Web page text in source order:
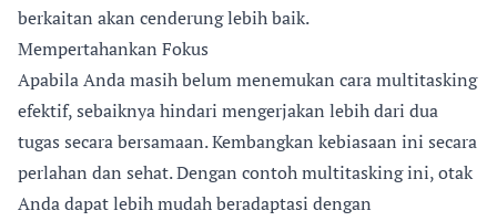
berkaitan akan cenderung lebih baik.
Mempertahankan Fokus
Apabila Anda masih belum menemukan cara multitasking
efektif, sebaiknya hindari mengerjakan lebih dari dua
tugas secara bersamaan. Kembangkan kebiasaan ini secara
perlahan dan sehat. Dengan contoh multitasking ini, otak
Anda dapat lebih mudah beradaptasi dengan